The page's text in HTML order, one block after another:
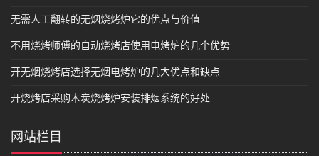
无需人工翻转的无烟烧烤炉它的优点与价值
不用烧烤师傅的自动烧烤店使用电烤炉的几个优势
开无烟烧烤店选择无烟电烤炉的几大优点和缺点
开烧烤店采购木炭烧烤炉安装排烟系统的好处
网站栏目